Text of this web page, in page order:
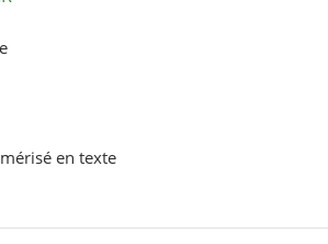
en texte